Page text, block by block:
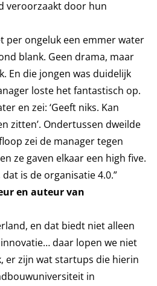
veroorzaakt door hun
per ongeluk een emmer water
blank. Geen drama, maar
En die jongen was duidelijk
loste het fantastisch op.
en zei: ‘Geeft niks. Kan
zitten’. Ondertussen dweilde
zei de manager tegen
ze gaven elkaar een high five.
is de organisatie 4.0.”
en auteur van
en dat biedt niet alleen
daar lopen we niet
er zijn wat startups die hierin
in